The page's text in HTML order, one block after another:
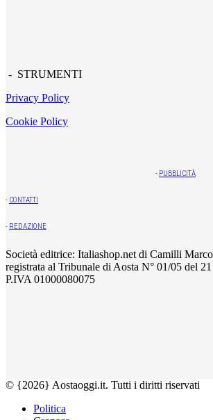
- STRUMENTI
Privacy Policy
Cookie Policy
- PUBBLICITÀ
- CONTATTI
- REDAZIONE
Società editrice: Italiashop.net di Camilli Marco
registrata al Tribunale di Aosta N° 01/05 del
P.IVA 01000080075
© {2026} Aostaoggi.it. Tutti i diritti riservati
Politica